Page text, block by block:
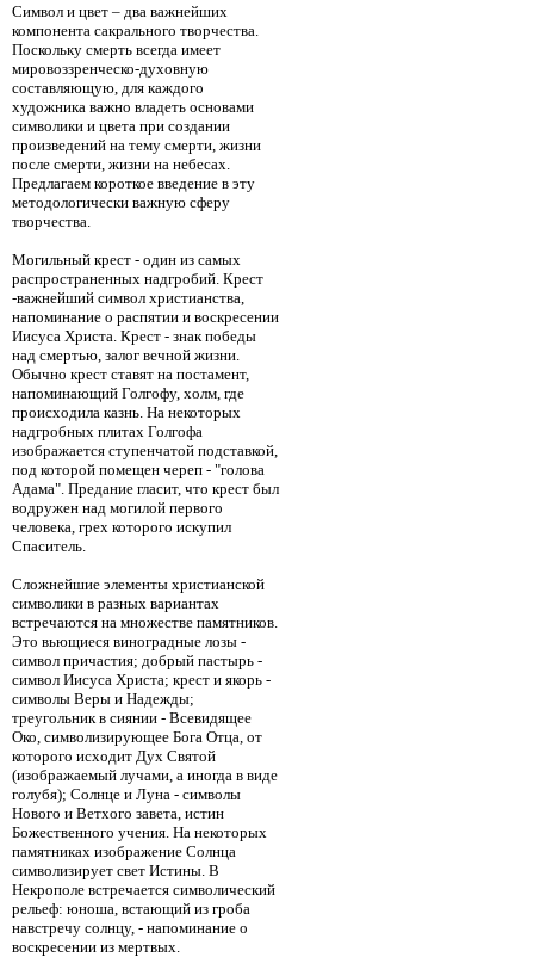
Символ и цвет – два важнейших
компонента сакрального творчества.
Поскольку смерть всегда имеет
мировоззренческо-духовную
составляющую, для каждого
художника важно владеть основами
символики и цвета при создании
произведений на тему смерти, жизни
после смерти, жизни на небесах.
Предлагаем короткое введение в эту
методологически важную сферу
творчества.
Могильный крест - один из самых
распространенных надгробий. Крест
-важнейший символ христианства,
напоминание о распятии и воскресении
Иисуса Христа. Крест - знак победы
над смертью, залог вечной жизни.
Обычно крест ставят на постамент,
напоминающий Голгофу, холм, где
происходила казнь. На некоторых
надгробных плитах Голгофа
изображается ступенчатой подставкой,
под которой помещен череп - "голова
Адама". Предание гласит, что крест был
водружен над могилой первого
человека, грех которого искупил
Спаситель.
Сложнейшие элементы христианской
символики в разных вариантах
встречаются на множестве памятников.
Это вьющиеся виноградные лозы -
символ причастия; добрый пастырь -
символ Иисуса Христа; крест и якорь -
символы Веры и Надежды;
треугольник в сиянии - Всевидящее
Око, символизирующее Бога Отца, от
которого исходит Дух Святой
(изображаемый лучами, а иногда в виде
голубя); Солнце и Луна - символы
Нового и Ветхого завета, истин
Божественного учения. На некоторых
памятниках изображение Солнца
символизирует свет Истины. В
Некрополе встречается символический
рельеф: юноша, встающий из гроба
навстречу солнцу, - напоминание о
воскресении из мертвых.